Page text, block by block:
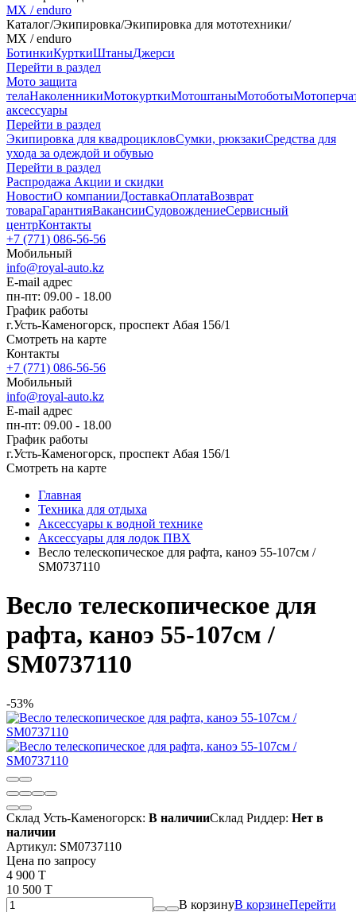
MX / enduro
Каталог/Экипировка/Экипировка для мототехники/
MX / enduro
БотинкиКурткиШтаныДжерси
Перейти в раздел
Мото защита
телаНаколенникиМотокурткиМотоштаныМотоботы
аксессуары
Перейти в раздел
Экипировка для квадроцикловСумки, рюкзакиСредства для
ухода за одеждой и обувью
Перейти в раздел
Распродажа Акции и скидки
НовостиО компанииДоставкаОплатаВозврат
товараГарантияВакансииСудовождениеСервисный
центрКонтакты
+7 (771) 086-56-56
Мобильный
info@royal-auto.kz
E-mail адрес
пн-пт: 09.00 - 18.00
График работы
г.Усть-Каменогорск, проспект Абая 156/1
Смотреть на карте
Контакты
+7 (771) 086-56-56
Мобильный
info@royal-auto.kz
E-mail адрес
пн-пт: 09.00 - 18.00
График работы
г.Усть-Каменогорск, проспект Абая 156/1
Смотреть на карте
Главная
Техника для отдыха
Аксессуары к водной технике
Аксессуары для лодок ПВХ
Весло телескопическое для рафта, каноэ 55-107см /
SM0737110
Весло телескопическое для
рафта, каноэ 55-107см /
SM0737110
-53%
Склад Усть-Каменогорск: В наличииСклад Риддер: Нет в
наличии
Артикул: SM0737110
Цена по запросу
4 900 T
10 500 T
В корзинуВ корзинеПерейти